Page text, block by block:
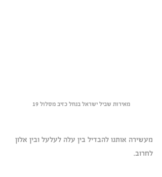
מאירות שביל ישראל בנחל כזיב מסלול 19
מעשירה אותנו להבדיל בין עלה לעלעל ובין אלון
לחרוב.